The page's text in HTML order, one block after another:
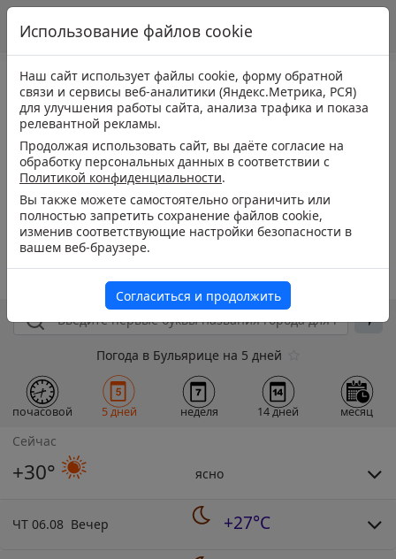
Погода в Бульярице на 5 дней
почасовой 5 дней неделя 14 дней месяц
Сейчас
+30° ясно
ЧТ 06.08 Вечер +27°C
Использование файлов cookie
Наш сайт использует файлы cookie, форму обратной
связи и сервисы веб-аналитики (Яндекс.Метрика, РСЯ)
для улучшения работы сайта, анализа трафика и показа
релевантной рекламы.
Продолжая использовать сайт, вы даёте согласие на
обработку персональных данных в соответствии с
Политикой конфиденциальности.
Вы также можете самостоятельно ограничить или
полностью запретить сохранение файлов cookie,
изменив соответствующие настройки безопасности в
вашем веб-браузере.
Согласиться и продолжить